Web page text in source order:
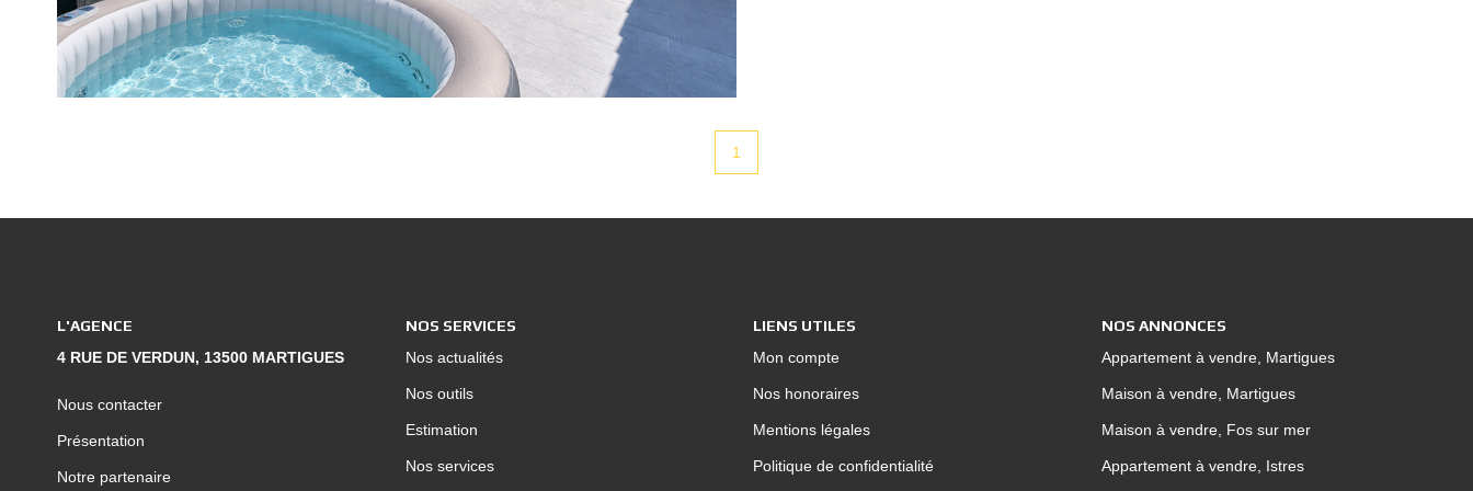
1
L'AGENCE
4 RUE DE VERDUN, 13500 MARTIGUES
Nous contacter
Présentation
Notre partenaire
NOS SERVICES
Nos actualités
Nos outils
Estimation
Nos services
LIENS UTILES
Mon compte
Nos honoraires
Mentions légales
Politique de confidentialité
NOS ANNONCES
Appartement à vendre, Martigues
Maison à vendre, Martigues
Maison à vendre, Fos sur mer
Appartement à vendre, Istres